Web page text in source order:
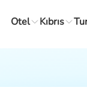
Otel Kıbrıs